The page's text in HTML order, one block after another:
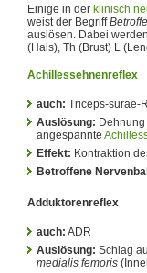
Einige in der klinisch
weist der Begriff
auslösen. Dabei
(Hals), Th (Brust) L
Achillessehnenreflex
auch: Triceps-surae-
Auslösung:
angespannte
Effekt: Kontraktion
Betroffene
Adduktorenreflex
auch: ADR
Auslösung: Schlag
medialis femoris